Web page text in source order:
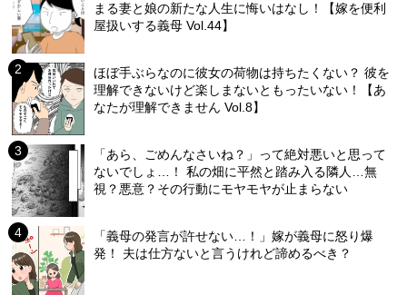
まる妻と娘の新たな人生に悔いはなし！【嫁を便利
屋扱いする義母 Vol.44】
ほぼ手ぶらなのに彼女の荷物は持ちたくない？ 彼を
理解できないけど楽しまないともったいない！【あ
なたが理解できません Vol.8】
「あら、ごめんなさいね？」って絶対悪いと思って
ないでしょ…！ 私の畑に平然と踏み入る隣人…無
視？悪意？その行動にモヤモヤが止まらない
「義母の発言が許せない…！」嫁が義母に怒り爆
発！ 夫は仕方ないと言うけれど諦めるべき？